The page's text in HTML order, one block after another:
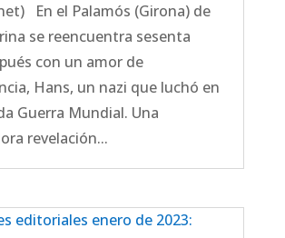
En el Palamós (Girona) de
se reencuentra sesenta
con un amor de
Hans, un nazi que luchó en
Guerra Mundial. Una
revelación...